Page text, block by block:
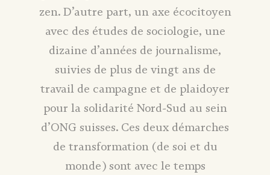
zen. D’autre part, un axe écocitoyen
avec des études de sociologie, une
dizaine d’années de journalisme,
suivies de plus de vingt ans de
travail de campagne et de plaidoyer
pour la solidarité Nord-Sud au sein
d’ONG suisses. Ces deux démarches
de transformation (de soi et du
monde) sont avec le temps